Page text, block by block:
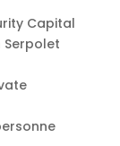
Capital
Serpolet